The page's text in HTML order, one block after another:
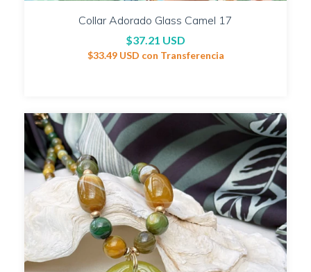
Collar Adorado Glass Camel 17
$37.21 USD
$33.49 USD con Transferencia